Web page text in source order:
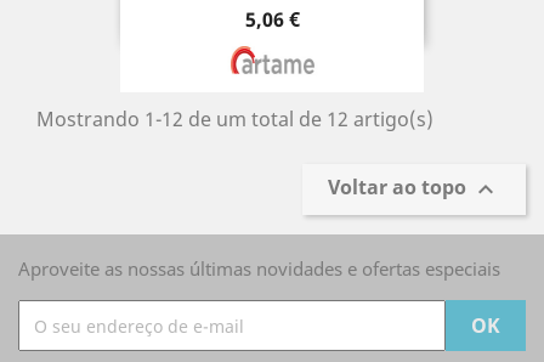
Preço
5,06 €
Mostrando 1-12 de um total de 12 artigo(s)
Voltar ao topo 
Aproveite as nossas últimas novidades e ofertas especiais